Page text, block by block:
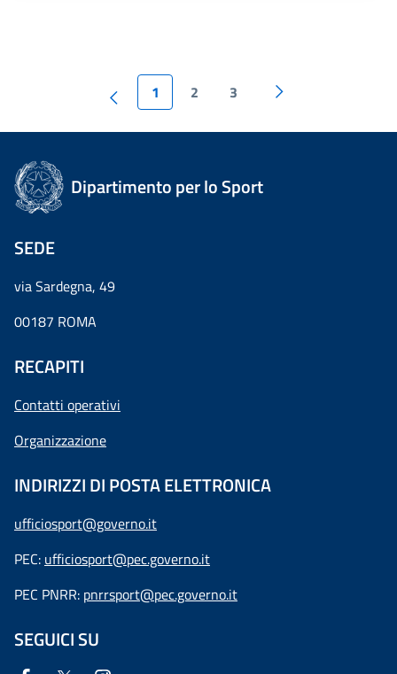
1 2 3
Dipartimento per lo Sport
SEDE
via Sardegna, 49
00187 ROMA
RECAPITI
Contatti operativi
Organizzazione
INDIRIZZI DI POSTA ELETTRONICA
ufficiosport@governo.it
PEC: ufficiosport@pec.governo.it
PEC PNRR: pnrrsport@pec.governo.it
SEGUICI SU